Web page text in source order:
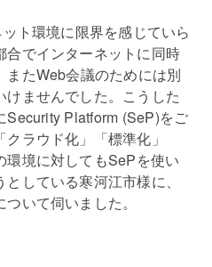
ト環境に限界を感じていら
合でインターネットに同時
たWeb会議のためには別
ませんでした。こうした
Security Platform (SeP)をご
ラウド化」「標準化」
環境に対してもSePを使い
している寒河江市様に、
いて伺いました。